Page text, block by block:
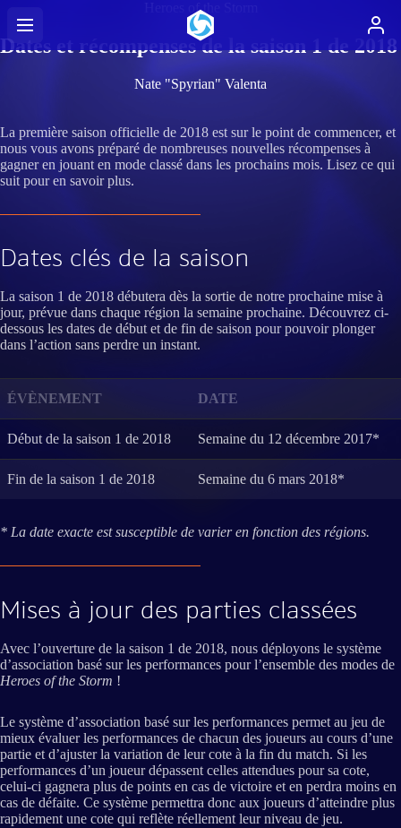
Heroes of the Storm
Dates et récompenses de la saison 1 de 2018
Nate "Spyrian" Valenta
La première saison officielle de 2018 est sur le point de commencer, et
nous vous avons préparé de nombreuses nouvelles récompenses à
gagner en jouant en mode classé dans les prochains mois. Lisez ce qui
suit pour en savoir plus.
Dates clés de la saison
La saison 1 de 2018 débutera dès la sortie de notre prochaine mise à
jour, prévue dans chaque région la semaine prochaine. Découvrez ci-
dessous les dates de début et de fin de saison pour pouvoir plonger
dans l’action sans perdre un instant.
ÉVÈNEMENT DATE
Début de la saison 1 de 2018 Semaine du 12 décembre 2017*
Fin de la saison 1 de 2018 Semaine du 6 mars 2018*
* La date exacte est susceptible de varier en fonction des régions.
Mises à jour des parties classées
Avec l’ouverture de la saison 1 de 2018, nous déployons le système
d’association basé sur les performances pour l’ensemble des modes de
Heroes of the Storm !
Le système d’association basé sur les performances permet au jeu de
mieux évaluer les performances de chacun des joueurs au cours d’une
partie et d’ajuster la variation de leur cote à la fin du match. Si les
performances d’un joueur dépassent celles attendues pour sa cote,
celui-ci gagnera plus de points en cas de victoire et en perdra moins en
cas de défaite. Ce système permettra donc aux joueurs d’atteindre plus
rapidement une cote qui reflète réellement leur niveau de jeu.